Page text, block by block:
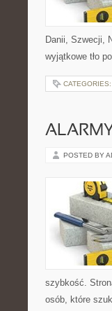
Danii, Szwecji,
wyjątkowe tło
CATEGORIES:
POSTED BY
szybkość.
osób, które